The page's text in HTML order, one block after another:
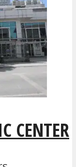
CENTER